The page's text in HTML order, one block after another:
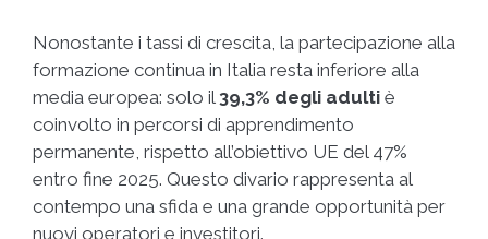
Nonostante i tassi di crescita, la partecipazione alla
formazione continua in Italia resta inferiore alla
media europea: solo il 39,3% degli adulti è
coinvolto in percorsi di apprendimento
permanente, rispetto all’obiettivo UE del 47%
entro fine 2025. Questo divario rappresenta al
contempo una sfida e una grande opportunità per
nuovi operatori e investitori.